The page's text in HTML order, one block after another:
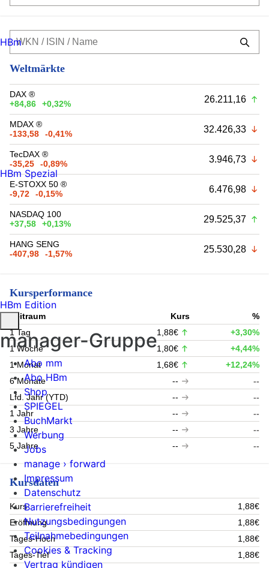
Weltmärkte
DAX ®
+84,86
+0,32% 26.211,16
MDAX ®
-133,58
-0,41% 32.426,33
TecDAX ®
-35,25
-0,89% 3.946,73
E-STOXX 50 ®
-9,72
-0,15% 6.476,98
NASDAQ 100
+37,58
+0,13% 29.525,37
HANG SENG
-407,98
-1,57% 25.530,28
Kursperformance
Zeitraum Kurs
%
1 Tag
1,88€
+3,30%
1 Woche
1,80€
+4,44%
1 Monat
1,68€
+12,24%
6 Monate
--
--
Lfd. Jahr (YTD)
--
--
1 Jahr
--
--
3 Jahre
--
--
5 Jahre
-- --
Kursdaten
Kurs
1,88€
Eröffnung
1,88€
Tages-Hoch
1,88€
Tages-Tief
1,88€
HBm
HBm Spezial
HBm Edition
manager-Gruppe
Abo mm
Abo HBm
Shop
SPIEGEL
BuchMarkt
Werbung
Jobs
manage › forward
Impressum
Datenschutz
Barrierefreiheit
Nutzungsbedingungen
Teilnahmebedingungen
Cookies & Tracking
Vertrag kündigen